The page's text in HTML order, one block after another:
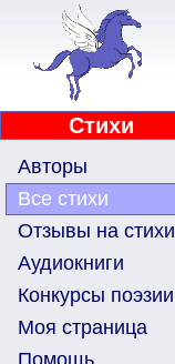
Стихи
Авторы
Все стихи
Отзывы на стихи
Аудиокниги
Конкурсы поэзии
Моя страница
Помощь